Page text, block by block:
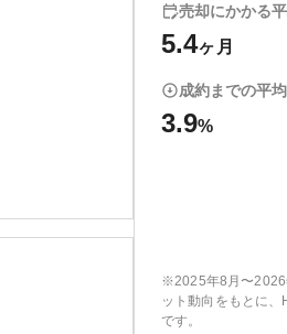
売却にかかる
5.4ヶ月
成約までの平
3.9%
※2025年8月〜2026
ット動向をもとに
です。